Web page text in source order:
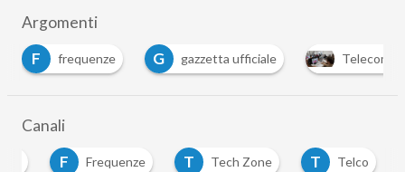
Argomenti
F
frequenze G gazzetta ufficiale
Canali
F Frequenze T Tech Zone T
Telco